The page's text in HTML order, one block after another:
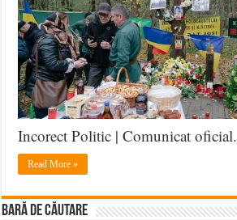
Incorect Politic | Comunicat oficial.
Read More »
BARĂ DE CĂUTARE